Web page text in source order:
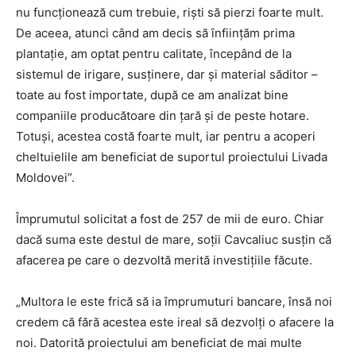
nu funcționează cum trebuie, riști să pierzi foarte mult.
De aceea, atunci când am decis să înființăm prima
plantație, am optat pentru calitate, începând de la
sistemul de irigare, susținere, dar și material săditor –
toate au fost importate, după ce am analizat bine
companiile producătoare din țară și de peste hotare.
Totuși, acestea costă foarte mult, iar pentru a acoperi
cheltuielile am beneficiat de suportul proiectului Livada
Moldovei”.
Împrumutul solicitat a fost de 257 de mii de euro. Chiar
dacă suma este destul de mare, soții Cavcaliuc susțin că
afacerea pe care o dezvoltă merită investițiile făcute.
„Multora le este frică să ia împrumuturi bancare, însă noi
credem că fără acestea este ireal să dezvolți o afacere la
noi. Datorită proiectului am beneficiat de mai multe